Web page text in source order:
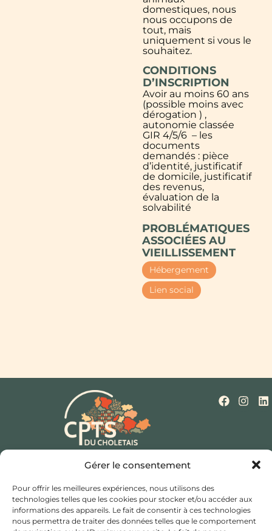
Gérer le consentement
Pour offrir les meilleures expériences, nous utilisons des
technologies telles que les cookies pour stocker et/ou accéder aux
informations des appareils. Le fait de consentir à ces technologies
nous permettra de traiter des données telles que le comportement
domestiques, nous
nous occupons de
tout, mais
uniquement si vous le
souhaitez.
CONDITIONS
D’INSCRIPTION
Avoir au moins 60 ans
(possible moins avec
dérogation ) ,
autonomie classée
GIR 4/5/6 – les
documents
demandés : pièce
d’identité, justificatif
de domicile, justificatif
des revenus,
évaluation de la
solvabilité
PROBLÉMATIQUES
ASSOCIÉES AU
VIEILLISSEMENT
Hébergement
Lien social
Qui sommes-nous ? Nos missions
Contact
Hôtel de ville et d’agglomération,
Rue Saint Bonaventure,